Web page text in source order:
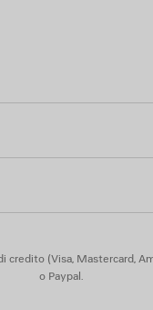
e sulle maniche
credito (Visa, Mastercard,
o Paypal.